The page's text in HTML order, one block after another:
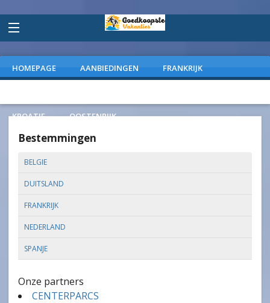
HOMEPAGE AANBIEDINGEN FRANKRIJK
KROATIE OOSTENRIJK
Bestemmingen
BELGIE
DUITSLAND
FRANKRIJK
NEDERLAND
SPANJE
Onze partners
CENTERPARCS